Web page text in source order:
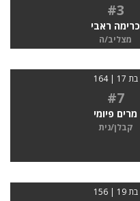
#3
כרימה ראבי
מצליב/ה
בת 17 | 164
#7
מרים פיומי
קבלן/נית
בת 19 | 156